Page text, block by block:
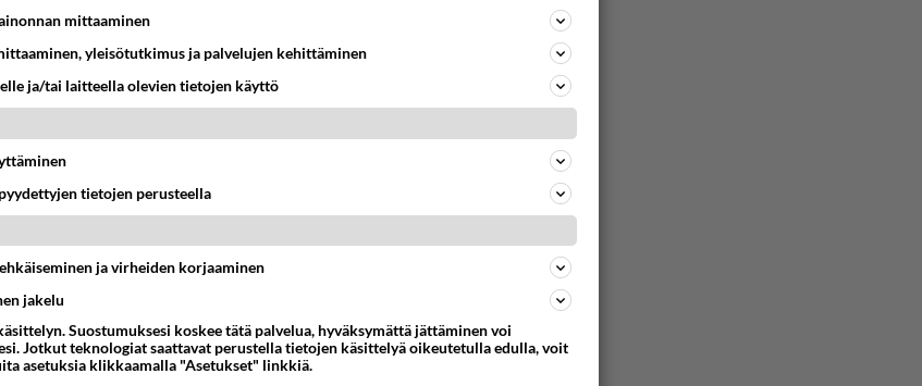
mittaaminen
yleisötutkimus ja palvelujen kehittäminen
ja/tai laitteella olevien tietojen käyttö
tietojen perusteella
ja virheiden korjaaminen
jakelu
Suostumuksesi koskee tätä palvelua, hyväksymättä jättäminen voi
Jotkut teknologiat saattavat perustella tietojen käsittelyä oikeutetulla edulla, voit
asetuksia klikkaamalla "Asetukset" linkkiä.